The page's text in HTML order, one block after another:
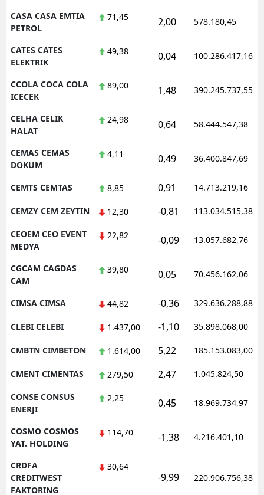
CASA CASA EMTIA
PETROL
71,45 2,00 578.180,45
CATES CATES
ELEKTRIK
49,38 0,04 100.286.417,16
CCOLA COCA COLA
ICECEK
89,00 1,48 390.245.737,55
CELHA CELIK
HALAT
24,98 0,64 58.444.547,38
CEMAS CEMAS
DOKUM
4,11 0,49 36.400.847,69
CEMTS CEMTAS 8,85 0,91 14.713.219,16
CEMZY CEM ZEYTIN 12,30 -0,81 113.034.515,38
CEOEM CEO EVENT
MEDYA
22,82 -0,09 13.057.682,76
CGCAM CAGDAS
CAM
39,80 0,05 70.456.162,06
CIMSA CIMSA 44,82 -0,36 329.636.288,88
CLEBI CELEBI 1.437,00 -1,10 35.898.068,00
CMBTN CIMBETON 1.614,00 5,22 185.153.083,00
CMENT CIMENTAS 279,50 2,47 1.045.824,50
CONSE CONSUS
ENERJI
2,25 0,45 18.969.734,97
COSMO COSMOS
YAT. HOLDING
114,70 -1,38 4.216.401,10
CRDFA
CREDITWEST
FAKTORING
30,64
-9,99 220.906.756,38